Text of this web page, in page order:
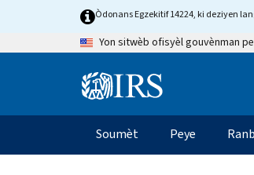
Òdonans Egzekitif 14224, ki deziyen
Yon sitwèb ofisyèl gouvènman
Information
Navigasyon
prensipal
Soumèt Peye